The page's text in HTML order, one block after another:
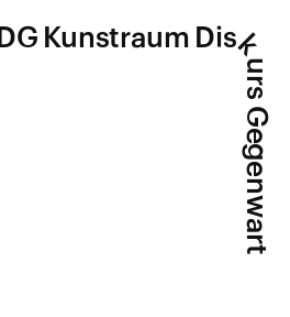
DG Kunstraum Disk
urs Gegenwart